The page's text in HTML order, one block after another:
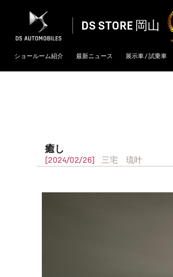
DS STORE 岡山
ショールーム紹介 最新ニュース 展示車 / 試乗車
癒し
[2024/02/26] 三宅 琉叶